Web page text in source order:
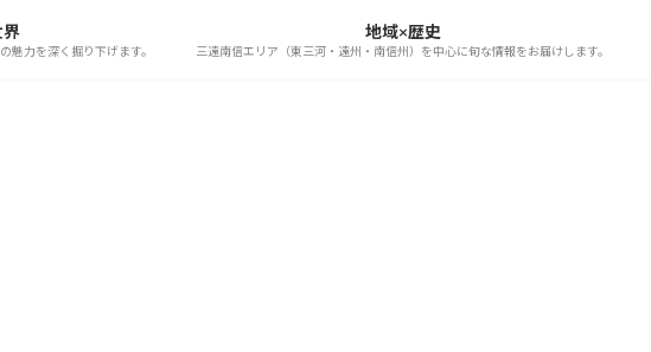
界
魅力を深く掘り下げます。
地域×歴史
三遠南信エリア（東三河・遠州・南信州）を中心に旬な情報をお届けします。